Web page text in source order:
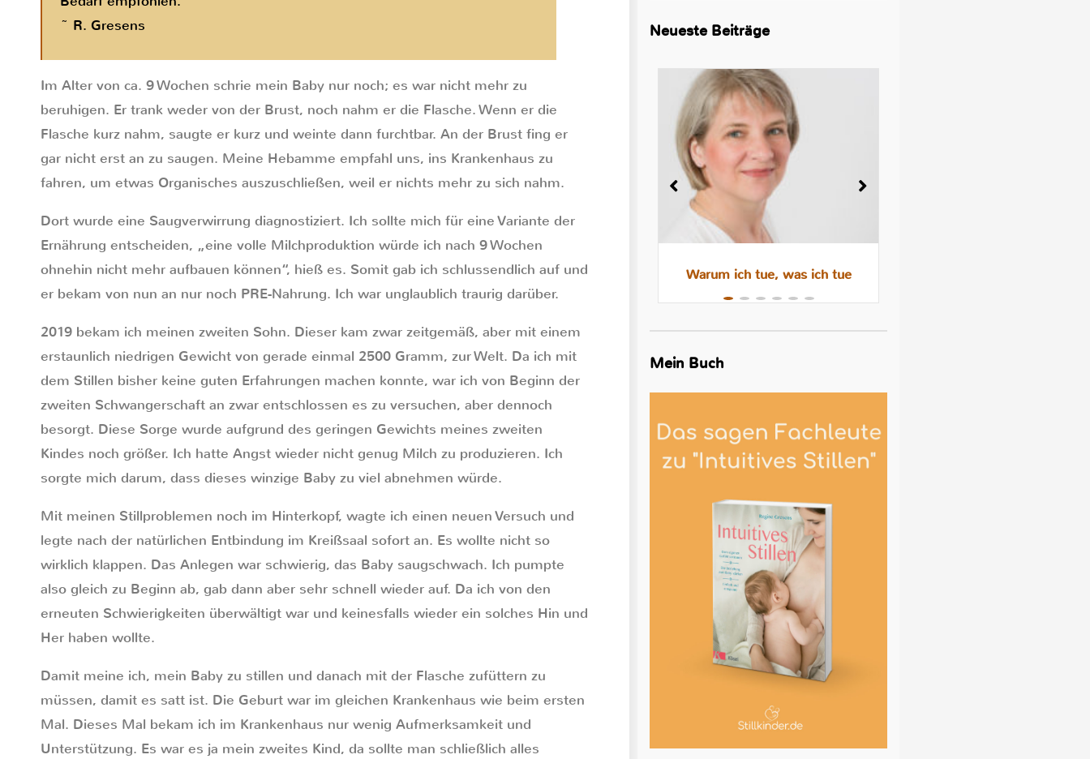
~ R. Gresens
Im Alter von ca. 9 Wochen schrie mein Baby nur noch; es war nicht mehr zu
beruhigen. Er trank weder von der Brust, noch nahm er die Flasche. Wenn er die
Flasche kurz nahm, saugte er kurz und weinte dann furchtbar. An der Brust fing er
gar nicht erst an zu saugen. Meine Hebamme empfahl uns, ins Krankenhaus zu
fahren, um etwas Organisches auszuschließen, weil er nichts mehr zu sich nahm.
Dort wurde eine Saugverwirrung diagnostiziert. Ich sollte mich für eine Variante der
Ernährung entscheiden, „eine volle Milchproduktion würde ich nach 9 Wochen
ohnehin nicht mehr aufbauen können“, hieß es. Somit gab ich schlussendlich auf und
er bekam von nun an nur noch PRE-Nahrung. Ich war unglaublich traurig darüber.
2019 bekam ich meinen zweiten Sohn. Dieser kam zwar zeitgemäß, aber mit einem
erstaunlich niedrigen Gewicht von gerade einmal 2500 Gramm, zur Welt. Da ich mit
dem Stillen bisher keine guten Erfahrungen machen konnte, war ich von Beginn der
zweiten Schwangerschaft an zwar entschlossen es zu versuchen, aber dennoch
besorgt. Diese Sorge wurde aufgrund des geringen Gewichts meines zweiten
Kindes noch größer. Ich hatte Angst wieder nicht genug Milch zu produzieren. Ich
sorgte mich darum, dass dieses winzige Baby zu viel abnehmen würde.
Mit meinen Stillproblemen noch im Hinterkopf, wagte ich einen neuen Versuch und
legte nach der natürlichen Entbindung im Kreißsaal sofort an. Es wollte nicht so
wirklich klappen. Das Anlegen war schwierig, das Baby saugschwach. Ich pumpte
also gleich zu Beginn ab, gab dann aber sehr schnell wieder auf. Da ich von den
erneuten Schwierigkeiten überwältigt war und keinesfalls wieder ein solches Hin und
Her haben wollte.
Damit meine ich, mein Baby zu stillen und danach mit der Flasche zufüttern zu
müssen, damit es satt ist. Die Geburt war im gleichen Krankenhaus wie beim ersten
Mal. Dieses Mal bekam ich im Krankenhaus nur wenig Aufmerksamkeit und
Unterstützung. Es war es ja mein zweites Kind, da sollte man schließlich alles
Neueste Beiträge
Milchstau und Milchbläschen:
Was steckt dahinter, was hilft
Warum ich tue, was ich tue
Mein Buch